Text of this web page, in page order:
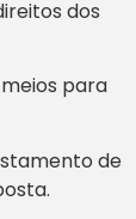
dos
para
de